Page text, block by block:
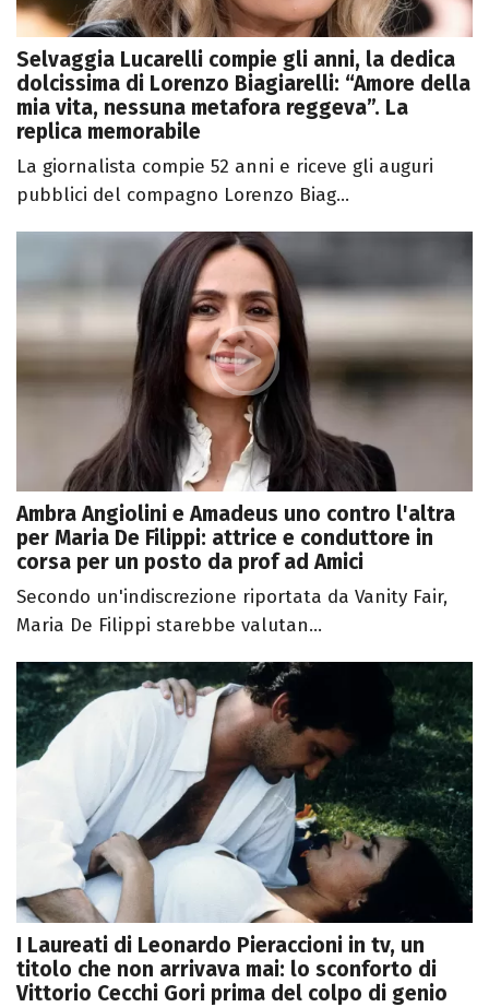
Selvaggia Lucarelli compie gli anni, la dedica
dolcissima di Lorenzo Biagiarelli: “Amore della
mia vita, nessuna metafora reggeva”. La
replica memorabile
La giornalista compie 52 anni e riceve gli auguri
pubblici del compagno Lorenzo Biag...
Ambra Angiolini e Amadeus uno contro l'altra
per Maria De Filippi: attrice e conduttore in
corsa per un posto da prof ad Amici
Secondo un'indiscrezione riportata da Vanity Fair,
Maria De Filippi starebbe valutan...
I Laureati di Leonardo Pieraccioni in tv, un
titolo che non arrivava mai: lo sconforto di
Vittorio Cecchi Gori prima del colpo di genio